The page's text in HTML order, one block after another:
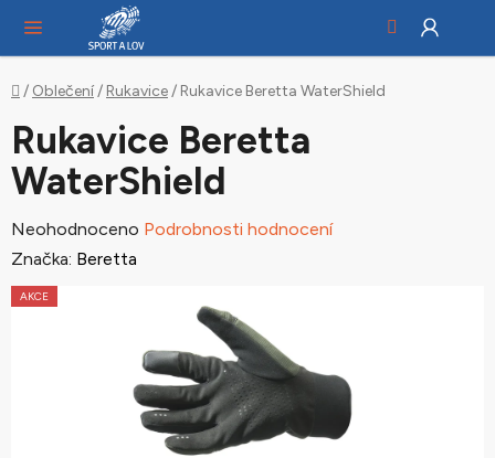
obsah
Domů
/ Oblečení/ Rukavice/ Rukavice Beretta WaterShield
Rukavice Beretta
WaterShield
Průměrné
hodnocení
produktu
Neohodnoceno Podrobnosti hodnocení
Značka: Beretta
AKCE